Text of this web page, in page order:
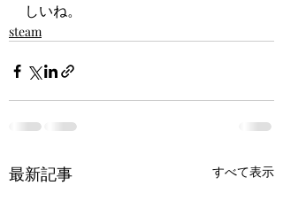
しいね。
steam
最新記事 すべて表示